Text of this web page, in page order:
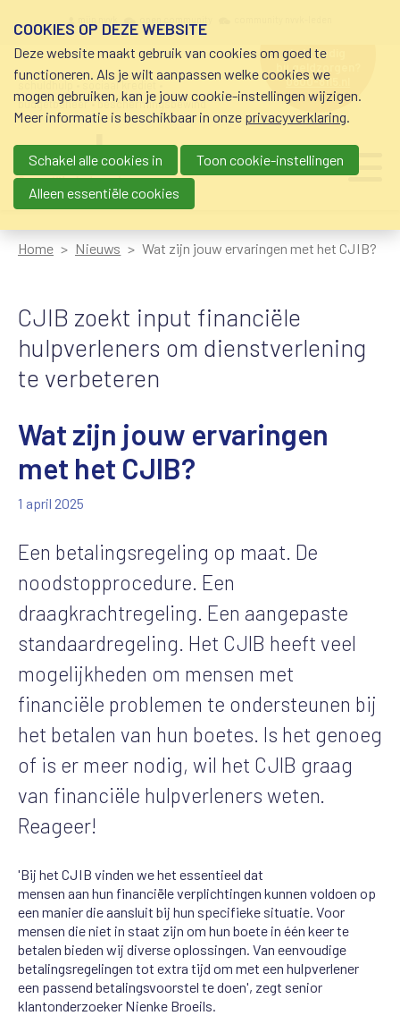
schuldhulp • sociaal krediet •
budgetbeheer • beschermingsbewind
hulp nodig
bij geldzorgen?
0800-8115.nl
Main navigation
Home Nieuws Wat zijn jouw ervaringen met het CJIB?
CJIB zoekt input financiële
hulpverleners om dienstverlening
te verbeteren
Wat zijn jouw ervaringen
met het CJIB?
1 april 2025
Een betalingsregeling op maat. De
noodstopprocedure. Een
draagkrachtregeling. Een aangepaste
standaardregeling. Het CJIB heeft veel
mogelijkheden om mensen met
financiële problemen te ondersteunen bij
het betalen van hun boetes. Is het genoeg
of is er meer nodig, wil het CJIB graag
van financiële hulpverleners weten.
Reageer!
'Bij het CJIB vinden we het essentieel dat
mensen aan hun financiële verplichtingen kunnen voldoen op
een manier die aansluit bij hun specifieke situatie. Voor
mensen dieniet in staat zijn om hun boete in één keer te
betalen bieden wij diverse oplossingen. Van eenvoudige
betalingsregelingen tot extra tijd om met een hulpverlener
een passend betalingsvoorstel te doen', zegt senior
klantonderzoeker Nienke Broeils.
COOKIES OP DEZE WEBSITE
Deze website maakt gebruik van cookies om goed te
functioneren. Als je wilt aanpassen welke cookies we
mogen gebruiken, kan je jouw cookie-instellingen wijzigen.
Meer informatie is beschikbaar in onze privacyverklaring.
Schakel alle cookies in
Toon cookie-instellingen
Alleen essentiële cookies